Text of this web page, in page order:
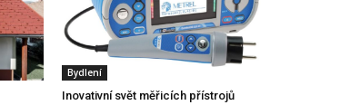
Bydlení
Inovativní svět měřicích přístrojů